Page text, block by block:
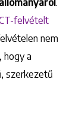
.
felvételt
nem
hogy a
szerkezetű